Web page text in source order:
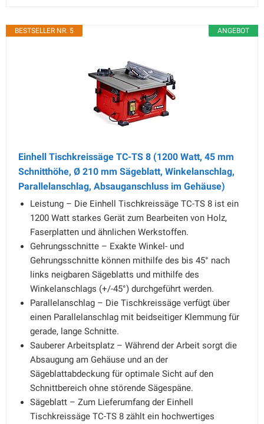
ANGEBOT
BESTSELLER NR. 5
Einhell Tischkreissäge TC-TS 8 (1200 Watt, 45 mm
Schnitthöhe, Ø 210 mm Sägeblatt, Winkelanschlag,
Parallelanschlag, Absauganschluss im Gehäuse)
Leistung – Die Einhell Tischkreissäge TC-TS 8 ist ein
1200 Watt starkes Gerät zum Bearbeiten von Holz,
Faserplatten und ähnlichen Werkstoffen.
Gehrungsschnitte – Exakte Winkel- und
Gehrungsschnitte können mithilfe des bis 45° nach
links neigbaren Sägeblatts und mithilfe des
Winkelanschlags (+/-45°) durchgeführt werden.
Parallelanschlag – Die Tischkreissäge verfügt über
einen Parallelanschlag mit beidseitiger Klemmung für
gerade, lange Schnitte.
Sauberer Arbeitsplatz – Während der Arbeit sorgt die
Absaugung am Gehäuse und an der
Sägeblattabdeckung für optimale Sicht auf den
Schnittbereich ohne störende Sägespäne.
Sägeblatt – Zum Lieferumfang der Einhell
Tischkreissäge TC-TS 8 zählt ein hochwertiges